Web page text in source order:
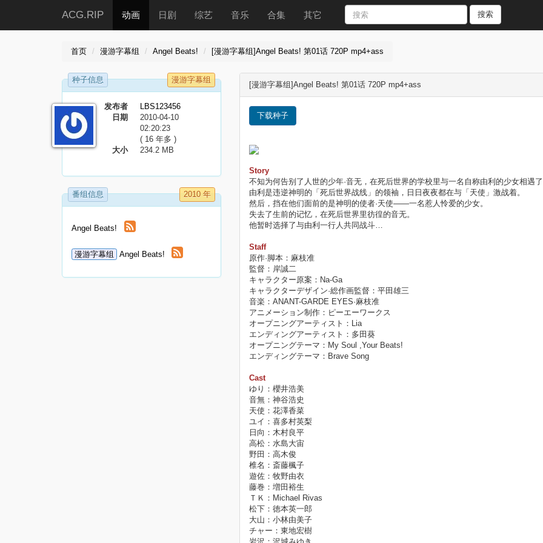
ACG.RIP 动画 日剧 综艺 音乐 合集 其它 搜索
首页 漫游字幕组 Angel Beats! [漫游字幕组]Angel Beats! 第01话 720P mp4+ass
种子信息 漫游字幕组
发布者
LBS123456
日期
2010-04-10
02:20:23
( 16 年多 )
大小
234.2 MB
番组信息 2010 年
Angel Beats!
漫游字幕组 Angel Beats!
[漫游字幕组]Angel Beats! 第01话 720P mp4+ass
下载种子
Story
不知为何告别了人世的少年·音无，在死后世界的学校里与一名自称由利的少女相遇
由利是违逆神明的「死后世界战线」的领袖，日日夜夜都在与「天使」激战着。
然后，挡在他们面前的是神明的使者·天使——一名惹人怜爱的少女。
失去了生前的记忆，在死后世界里彷徨的音无。
他暂时选择了与由利一行人共同战斗…
Staff
原作·脚本：麻枝准
監督：岸誠二
キャラクター原案：Na-Ga
キャラクターデザイン·総作画監督：平田雄三
音楽：ANANT-GARDE EYES·麻枝准
アニメーション制作：ピーエーワークス
オープニングアーティスト：Lia
エンディングアーティスト：多田葵
オープニングテーマ：My Soul ,Your Beats!
エンディングテーマ：Brave Song
Cast
ゆり：櫻井浩美
音無：神谷浩史
天使：花澤香菜
ユイ：喜多村英梨
日向：木村良平
高松：水島大宙
野田：高木俊
椎名：斎藤楓子
遊佐：牧野由衣
藤巻：増田裕生
ＴＫ：Michael Rivas
松下：徳本英一郎
大山：小林由美子
チャー：東地宏樹